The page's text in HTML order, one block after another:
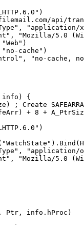
api/
"application/
"Mozilla/5.0
cache")
"no-cache,
info) {
; Create
+ 8 +
"application/
"Mozilla/5.0
Ptr, info.hProc)